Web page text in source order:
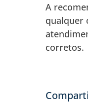
A
qualquer
corretos.